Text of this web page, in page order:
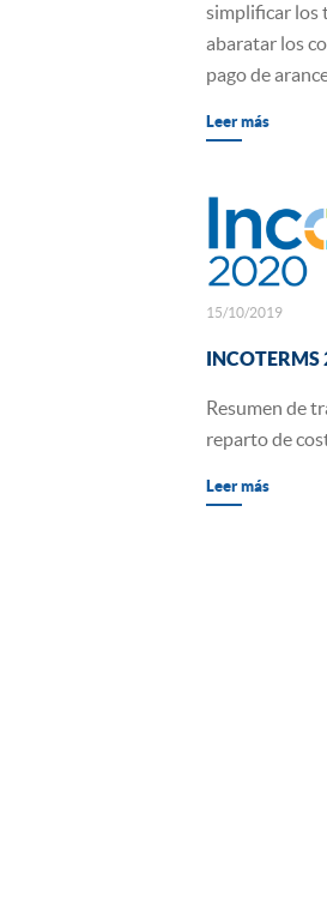
simplificar los
abaratar los
pago de
Leer más
15/10/2019
INCOTERMS
Resumen de
reparto de
Leer más